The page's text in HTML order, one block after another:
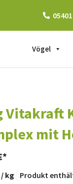
Vögel
Vitakraft
mit
/ kg Produkt